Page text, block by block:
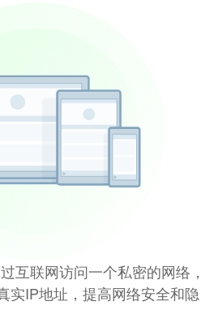
互联网访问一个私密的网络，
实IP地址，提高网络安全和隐